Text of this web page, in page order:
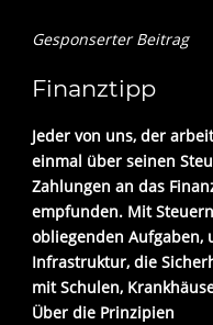
Gesponserter Beitrag
Finanztipp
Jeder von uns, der
einmal über seinen
Zahlungen an das
empfunden. Mit
obliegenden Aufgaben,
Infrastruktur, die
mit Schulen,
Über die Prinzipien